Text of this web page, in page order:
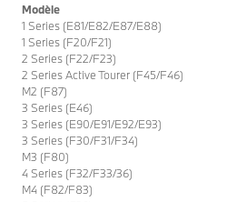
Modèle
1 Series (E81/E82/E87/E88)
1 Series (F20/F21)
2 Series (F22/F23)
2 Series Active Tourer (F45/F46)
M2 (F87)
3 Series (E46)
3 Series (E90/E91/E92/E93)
3 Series (F30/F31/F34)
M3 (F80)
4 Series (F32/F33/36)
M4 (F82/F83)